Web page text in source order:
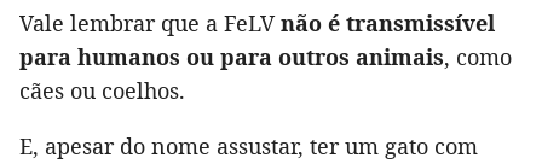
Vale lembrar que a FeLVnão é transmissível
para humanos ou para outros animais, como
cães ou coelhos.
E, apesar do nome assustar, ter um gato com